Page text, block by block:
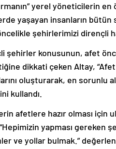
yerel yöneticilerin en
yaşayan insanların
şehirlerimizi dirençli
şehirler konusunun, afet
dikkati çeken Altay,
oluşturarak, en sorunlu
kullandı.
afetlere hazır olması için
yapması gereken
ve yollar bulmak.”